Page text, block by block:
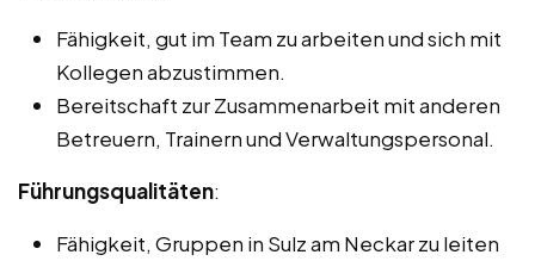
Fähigkeit, gut im Team zu arbeiten und sich mit
Kollegen abzustimmen.
Bereitschaft zur Zusammenarbeit mit anderen
Betreuern, Trainern und Verwaltungspersonal.
Führungsqualitäten:
Fähigkeit, Gruppen in Sulz am Neckar zu leiten